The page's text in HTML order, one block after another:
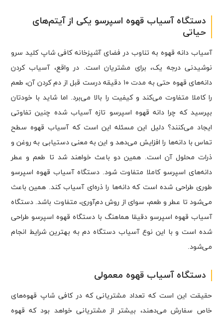
دستگاه آسیاب قهوه اسپرسو یکی از آیتم‌های
حیاتی
آسیاب دانه قهوه به تناوب در فضای آشپزخانه کافی شاپ کلید سرو
نوشیدنی درجه یک، برای مشتریان است. در واقع، آسیاب کردن
دانه‌های قهوه حتی به مدت ۱۰ دقیقه درست قبل از دم کردن آن، طعم
را کاملا متفاوت می‌کند و کیفیت را بالا می‌برد. اما شاید با خودتان
بپرسید که چرا دانه قهوه اسپرسو تازه آسیاب شده چنین تفاوتی
ایجاد می‌کنند؟ دلیل این مسئله این است که آسیاب قهوه سطح
تماس با دانه‌‌ها را افزایش می‌دهد و این به معنی دستیابی به روغن و
ذرات محلول آن است. همین دو باعث خواهند شد تا طعم و عطر
دانه‌های اسپرسو کاملا متفاوت شود. دستگاه آسیاب قهوه اسپرسو
طوری طراحی شده است که دانه‌ها را ذره‌ای آسیاب کند. همین باعث
می‌شود تا عطر و طعم، سوای از روش دم‌آوری، متفاوت باشد. دستگاه
آسیاب قهوه اسپرسو دقیقا هماهنگ با دستگاه قهوه اسپرسو طراحی
شده است و با این نوع آسیاب دستگاه دم به بهترین شرایط انجام
می‌شود.
دستگاه آسیاب قهوه معمولی
حقیقت این است که تعداد مشتریانی که در کافی شاپ قهوه‌های
خاص سفارش می‌دهند، بیشتر از مشتریانی خواهد بود که قهوه